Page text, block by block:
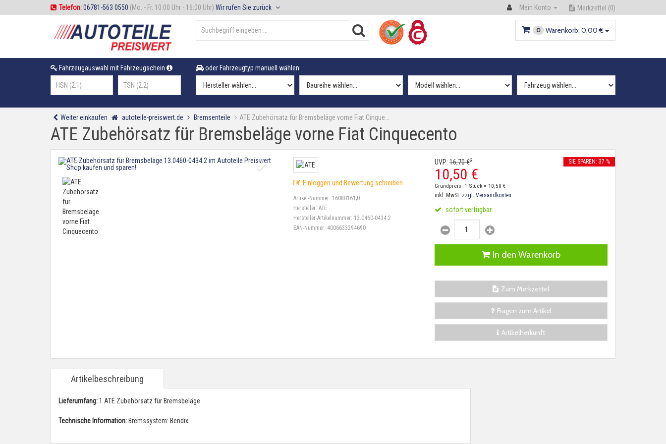
Telefon:06781-563 0550 (Mo. - Fr. 10:00 Uhr - 16:00 Uhr) Wir rufen Sie zurück Mein Konto Merkzettel (0)
0 Warenkorb: 0,00 €
Fahrzeugauswahl mit Fahrzeugschein oder Fahrzeugtyp manuell wählen
Weiter einkaufen autoteile-preiswert.de Bremsenteile ATE Zubehörsatz für Bremsbeläge vorne Fiat Cinque…
ATE Zubehörsatz für Bremsbeläge vorne Fiat Cinquecento
Einloggen und Bewertung schreiben
Artikel-Nummer: 16080161;0
Hersteller:ATE
Hersteller-Artikelnummer: 13.0460-0434.2
EAN-Nummer: 4006633294690
UVP:16,70€2
10,50 €
SIE SPAREN: 37 %
Grundpreis: 1 Stück = 10,50 €
inkl. MwSt. zzgl. Versandkosten
sofort verfügbar
In den Warenkorb
Zum Merkzettel
Fragen zum Artikel
Artikelherkunft
Artikelbeschreibung
Lieferumfang:1 ATE Zubehörsatz für Bremsbeläge
Technische Information: Bremssystem: Bendix